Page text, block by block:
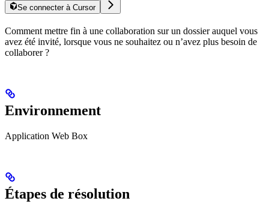
Se connecter à Cursor
Comment mettre fin à une collaboration sur un dossier auquel vous
avez été invité, lorsque vous ne souhaitez ou n’avez plus besoin de
collaborer ?
Environnement
Application Web Box
Étapes de résolution